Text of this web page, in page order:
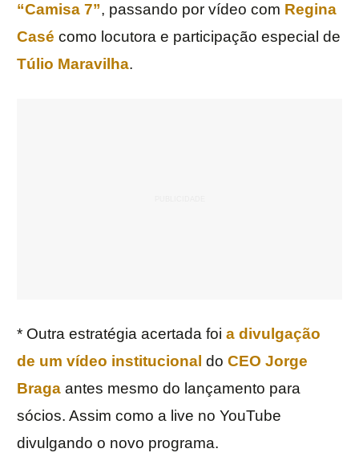
“Camisa 7”, passando por vídeo com Regina
Casé como locutora e participação especial de
Túlio Maravilha.
* Outra estratégia acertada foi a divulgação
de um vídeo institucional do CEO Jorge
Braga antes mesmo do lançamento para
sócios. Assim como a live no YouTube
divulgando o novo programa.